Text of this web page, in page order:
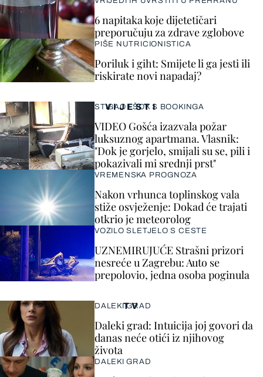
VIJESTI
STIGAO I ŠOK S BOOKINGA
VIDEO Gošća izazvala požar
luksuznog apartmana. Vlasnik:
"Dok je gorjelo, smijali su se, pili i
pokazivali mi srednji prst"
VREMENSKA PROGNOZA
Nakon vrhunca toplinskog vala
stiže osvježenje: Dokad će trajati
otkrio je meteorolog
VOZILO SLETJELO S CESTE
UZNEMIRUJUĆE Strašni prizori
nesreće u Zagrebu: Auto se
prepolovio, jedna osoba poginula
6 napitaka koje dijetetičari
preporučuju za zdrave zglobove
PIŠE NUTRICIONISTICA
Poriluk i giht: Smijete li ga jesti ili
riskirate novi napadaj?
TV
DALEKI GRAD
Daleki grad: Intuicija joj govori da
danas neće otići iz njihovog
života
DALEKI GRAD